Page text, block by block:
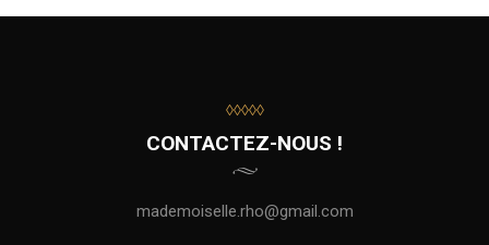
◊◊◊◊◊
CONTACTEZ-NOUS !
mademoiselle.rho@gmail.com